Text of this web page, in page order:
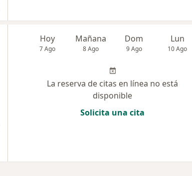
Hoy
7 Ago
Mañana
8 Ago
Dom
9 Ago
Lun
10 Ago
La reserva de citas en línea no está
disponible
Solicita una cita